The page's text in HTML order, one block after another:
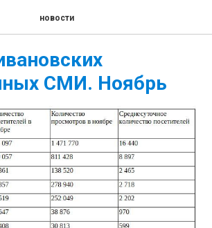
новости
СМИ. Ноябрь